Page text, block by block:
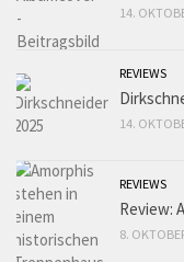
14.
REVIEWS
14.
REVIEWS
Review:
8.